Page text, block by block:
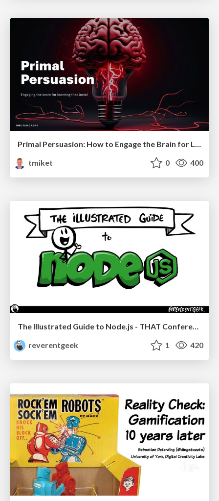
tmiket
0 400
The Illustrated Guide to Node.js - THAT Conference 2024
reverentgeek
1 420